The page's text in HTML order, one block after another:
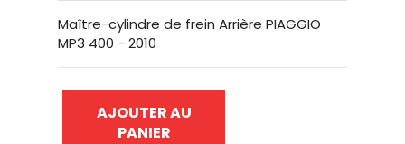
Maître-cylindre de frein Arrière PIAGGIO
MP3 400 - 2010
AJOUTER AU
PANIER